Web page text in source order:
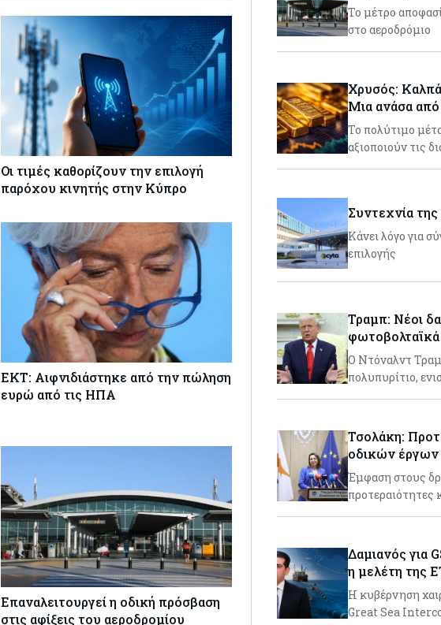
Οι τιμές καθορίζουν την επιλογή
παρόχου κινητής στην Κύπρο
ΕΚΤ: Αιφνιδιάστηκε από την πώληση
ευρώ από τις ΗΠΑ
Επαναλειτουργεί η οδική πρόσβαση
στις αφίξεις του αεροδρομίου
Το μέτρο
στο αεροδρόμιο
Χρυσός:
Μια ανάσα
Το πολύτιμο
αξιοποιούν τις
Συντεχνία
Κάνει λόγο για
επιλογής
Τραμπ: Νέοι
Ο Ντόναλντ
πολυπυρίτιο,
Τσολάκη:
οδικών έργων
Έμφαση στους
προτεραιότητες
Δαμιανός για
η μελέτη της
Η κυβέρνηση
Great Sea